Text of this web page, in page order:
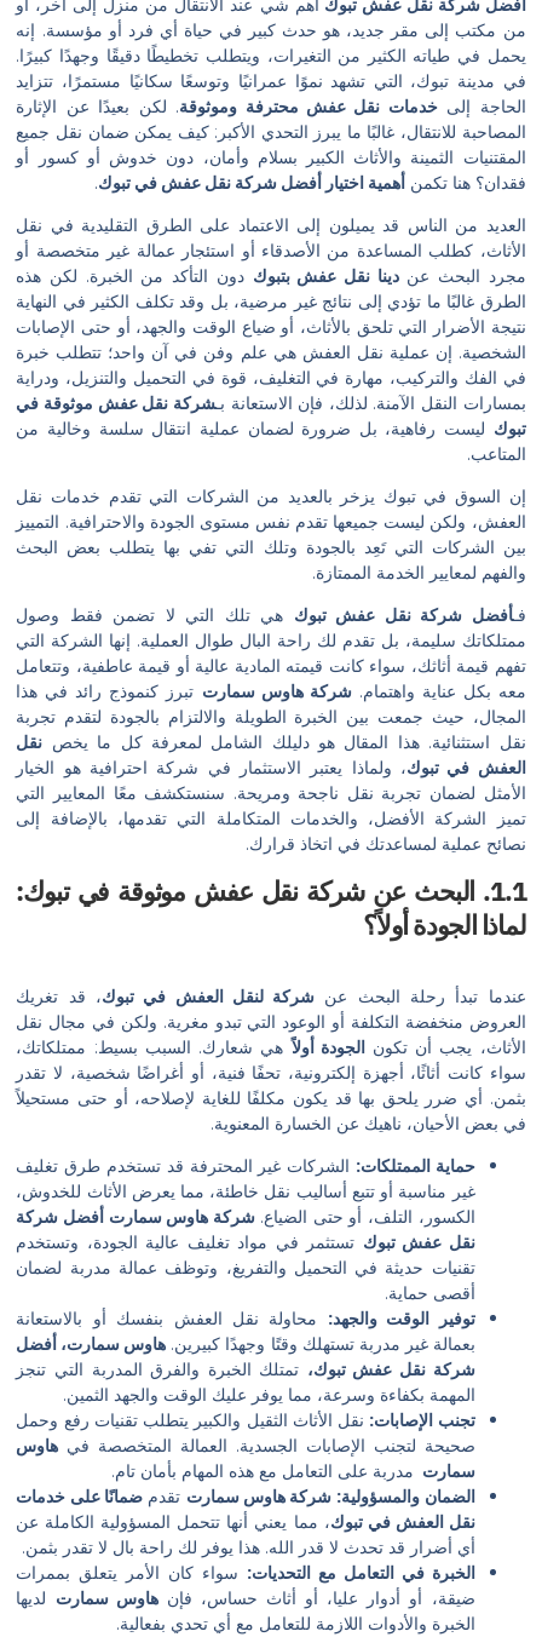
مقر جديد، هو حدث كبير في حياة أي فرد أو مؤسسة. إنه
الكثير من التغيرات، ويتطلب تخطيطًا دقيقًا وجهدًا كبيرًا.
التي تشهد نموًا عمرانيًا وتوسعًا سكانيًا مستمرًا، تتزايد
خدمات نقل عفش محترفة وموثوقة. لكن بعيدًا عن الإثارة
غالبًا ما يبرز التحدي الأكبر: كيف يمكن ضمان نقل جميع
والأثاث الكبير بسلام وأمان، دون خدوش أو كسور أو
أهمية اختيار أفضل شركة نقل عفش في تبوك.
قد يميلون إلى الاعتماد على الطرق التقليدية في نقل
المساعدة من الأصدقاء أو استئجار عمالة غير متخصصة أو
عن دينا نقل عفش بتبوكدون التأكد من الخبرة. لكن هذه
تؤدي إلى نتائج غير مرضية، بل وقد تكلف الكثير في النهاية
التي تلحق بالأثاث، أو ضياع الوقت والجهد، أو حتى الإصابات
عملية نقل العفش هي علم وفن في آن واحد؛ تتطلب خبرة
مهارة في التغليف، قوة في التحميل والتنزيل، ودراية
الآمنة. لذلك، فإن الاستعانة بـشركة نقل عفش موثوقة في
بل ضرورة لضمان عملية انتقال سلسة وخالية من
تبوك يزخر بالعديد من الشركات التي تقدم خدمات نقل
ليست جميعها تقدم نفس مستوى الجودة والاحترافية. التمييز
التي تَعِد بالجودة وتلك التي تفي بها يتطلب بعض البحث
الخدمة الممتازة.
نقل عفش تبوكهي تلك التي لا تضمن فقط وصول
بل تقدم لك راحة البال طوال العملية. إنها الشركة التي
سواء كانت قيمته المادية عالية أو قيمة عاطفية، وتتعامل
واهتمام.شركة هاوس سمارتتبرز كنموذج رائد في هذا
جمعت بين الخبرة الطويلة والالتزام بالجودة لتقدم تجربة
هذا المقال هو دليلك الشامل لمعرفة كل ما يخصنقل
، ولماذا يعتبر الاستثمار في شركة احترافية هو الخيار
تجربة نقل ناجحة ومريحة. سنستكشف معًا المعايير التي
الأفضل، والخدمات المتكاملة التي تقدمها، بالإضافة إلى
لمساعدتك في اتخاذ قرارك.
عن شركة نقل عفش موثوقة في تبوك:
أولاً؟
رحلة البحث عنشركة لنقل العفش في تبوك، قد تغريك
التكلفة أو الوعود التي تبدو مغرية. ولكن في مجال نقل
أن تكونالجودة أولاًهي شعارك. السبب بسيط: ممتلكاتك،
أجهزة إلكترونية، تحفًا فنية، أو أغراضًا شخصية، لا تقدر
يلحق بها قد يكون مكلفًا للغاية لإصلاحه، أو حتى مستحيلاً
ناهيك عن الخسارة المعنوية.
الممتلكات:الشركات غير المحترفة قد تستخدم طرق تغليف
أو تتبع أساليب نقل خاطئة، مما يعرض الأثاث للخدوش،
التلف، أو حتى الضياع.شركة هاوس سمارت أفضل شركة
تبوكتستثمر في مواد تغليف عالية الجودة، وتستخدم
حديثة في التحميل والتفريغ، وتوظف عمالة مدربة لضمان
الوقت والجهد:محاولة نقل العفش بنفسك أو بالاستعانة
غير مدربة تستهلك وقتًا وجهدًا كبيرين. هاوس سمارت، أفضل
نقل عفش تبوك،تمتلك الخبرة والفرق المدربة التي تنجز
بكفاءة وسرعة، مما يوفر عليك الوقت والجهد الثمين.
نقل الأثاث الثقيل والكبير يتطلب تقنيات رفع وحمل
لتجنب الإصابات الجسدية. العمالة المتخصصة فيهاوس
مدربة على التعامل مع هذه المهام بأمان تام.
والمسؤولية: شركة هاوس سمارتتقدم ضمانًا على خدمات
في تبوك، مما يعني أنها تتحمل المسؤولية الكاملة عن
قد تحدث لا قدر الله. هذا يوفر لك راحة بال لا تقدر بثمن.
في التعامل مع التحديات:سواء كان الأمر يتعلق بممرات
أو أدوار عليا، أو أثاث حساس، فإن هاوس سمارتلديها
والأدوات اللازمة للتعامل مع أي تحدي بفعالية.